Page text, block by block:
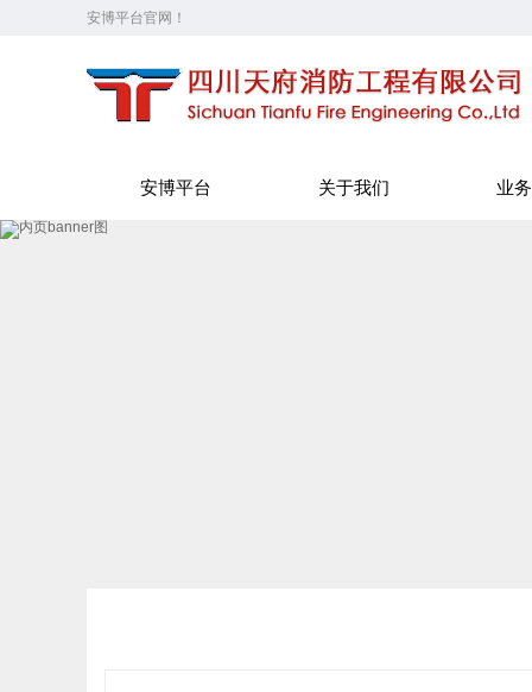
安博平台官网！
安博平台 关于我们 业